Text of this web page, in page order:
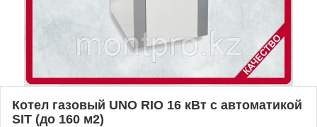
Котел газовый UNO RIO 16 кВт с автоматикой
SIT (до 160 м2)